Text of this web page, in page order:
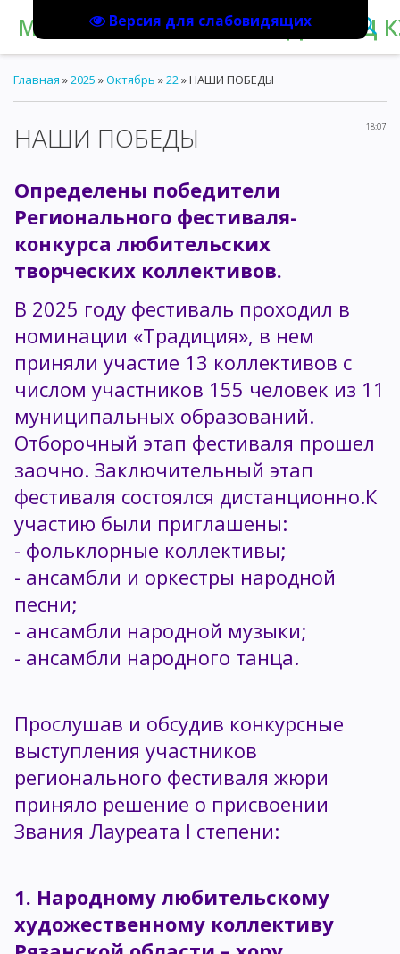
Версия для слабовидящих
МБУК "КОРАБЛИНСКИЙ ДВОРЕЦ
Главная »2025 »Октябрь »22» НАШИ ПОБЕДЫ
18:07
НАШИ ПОБЕДЫ
Определены победители
Регионального фестиваля-
конкурса любительских
творческих коллективов.
В 2025 году фестиваль проходил в
номинации «Традиция», в нем
приняли участие 13 коллективов с
числом участников 155 человек из 11
муниципальных образований.
Отборочный этап фестиваля прошел
заочно. Заключительный этап
фестиваля состоялся дистанционно.К
участию были приглашены:
- фольклорные коллективы;
- ансамбли и оркестры народной
песни;
- ансамбли народной музыки;
- ансамбли народного танца.
Прослушав и обсудив конкурсные
выступления участников
регионального фестиваля жюри
приняло решение о присвоении
Звания Лауреата I степени:
1. Народному любительскому
художественному коллективу